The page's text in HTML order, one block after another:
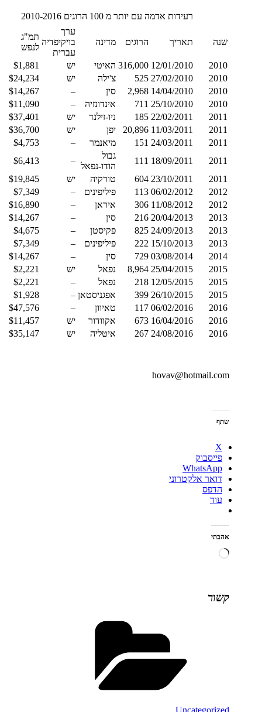
רעידות אדמה עם יותר מ 100 הרוגים 2010-2016
תאריך הרוגים מדינה
בויקיפדיה
עברית
לנפש
12/01/2010
316,000 האיטי יש
$1,881
27/02/2010
525 צ'ילה
$24,234
14/04/2010
2,968 סין
$14,267
25/10/2010
711 אינדונזיה –
$11,090
22/02/2011
185 ניו-זילנד יש
$37,401
11/03/2011
20,896 יפן
$36,700
24/03/2011
151 מיאנמר –
$4,753
18/09/2011
111
גבול
הודו-נפאל
$6,413
23/10/2011
604 טורקיה יש
$19,845
06/02/2012
113 פיליפינים –
$7,349
11/08/2012
306 איראן –
$16,890
20/04/2013
216 סין
$14,267
24/09/2013
825 פקיסטן –
$4,675
15/10/2013
222 פיליפינים –
$7,349
03/08/2014
729 סין
$14,267
25/04/2015
8,964 נפאל
$2,221
12/05/2015
218 נפאל
$2,221
26/10/2015
399 אפגניסטאן –
$1,928
06/02/2016
117 טאיוון –
$47,576
16/04/2016
673 אקוודור יש
$11,457
24/08/2016
267 איטליה יש $35,147
hovav@hotmail.com
פייסבוק
WhatsApp
דואר אלקטרוני
הדפס
טוען...
קטגוריות